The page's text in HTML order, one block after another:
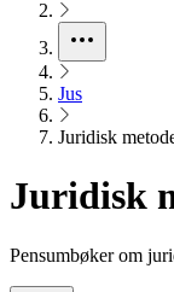
Jus
Juridisk
Juridisk
Pensumbøker om